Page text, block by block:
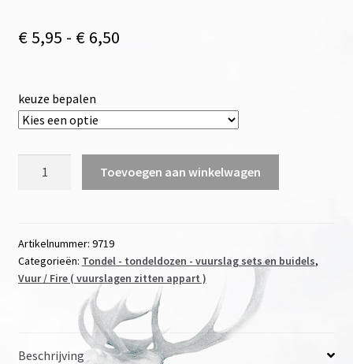
€5,95 - €6,50Prijsklasse:
keuze bepalen
waterdicht
met
tungston
zonder
Toevoegen aan winkelwagen
Artikelnummer: 9719
Categorieën: Tondel - tondeldozen - vuurslag sets en buidels,
Vuur / Fire ( vuurslagen zitten appart )
Beschrijving